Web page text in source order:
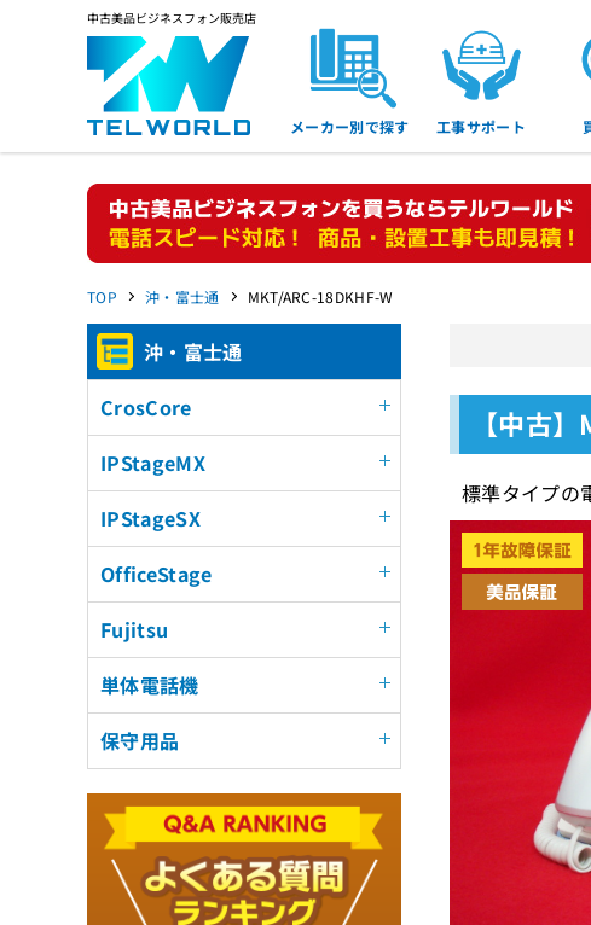
中古美品ビジネスフォン販売店
メーカー別で探す 工事サポート
TOP 沖・富士通 MKT/ARC-18DKHF-W
【中古
標準タイプ
沖・富士通
CrosCore
IPStageMX
IPStageSX
OfficeStage
Fujitsu
単体電話機
保守用品